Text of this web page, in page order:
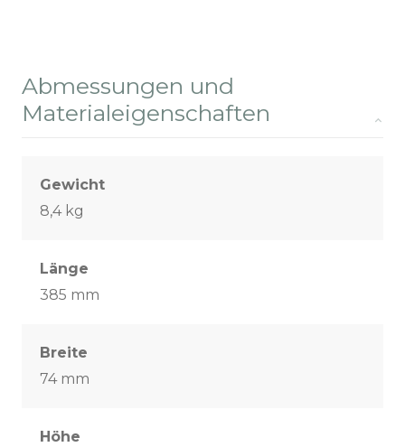
Abmessungen und
Materialeigenschaften
Gewicht
8,4 kg
Länge
385 mm
Breite
74 mm
Höhe